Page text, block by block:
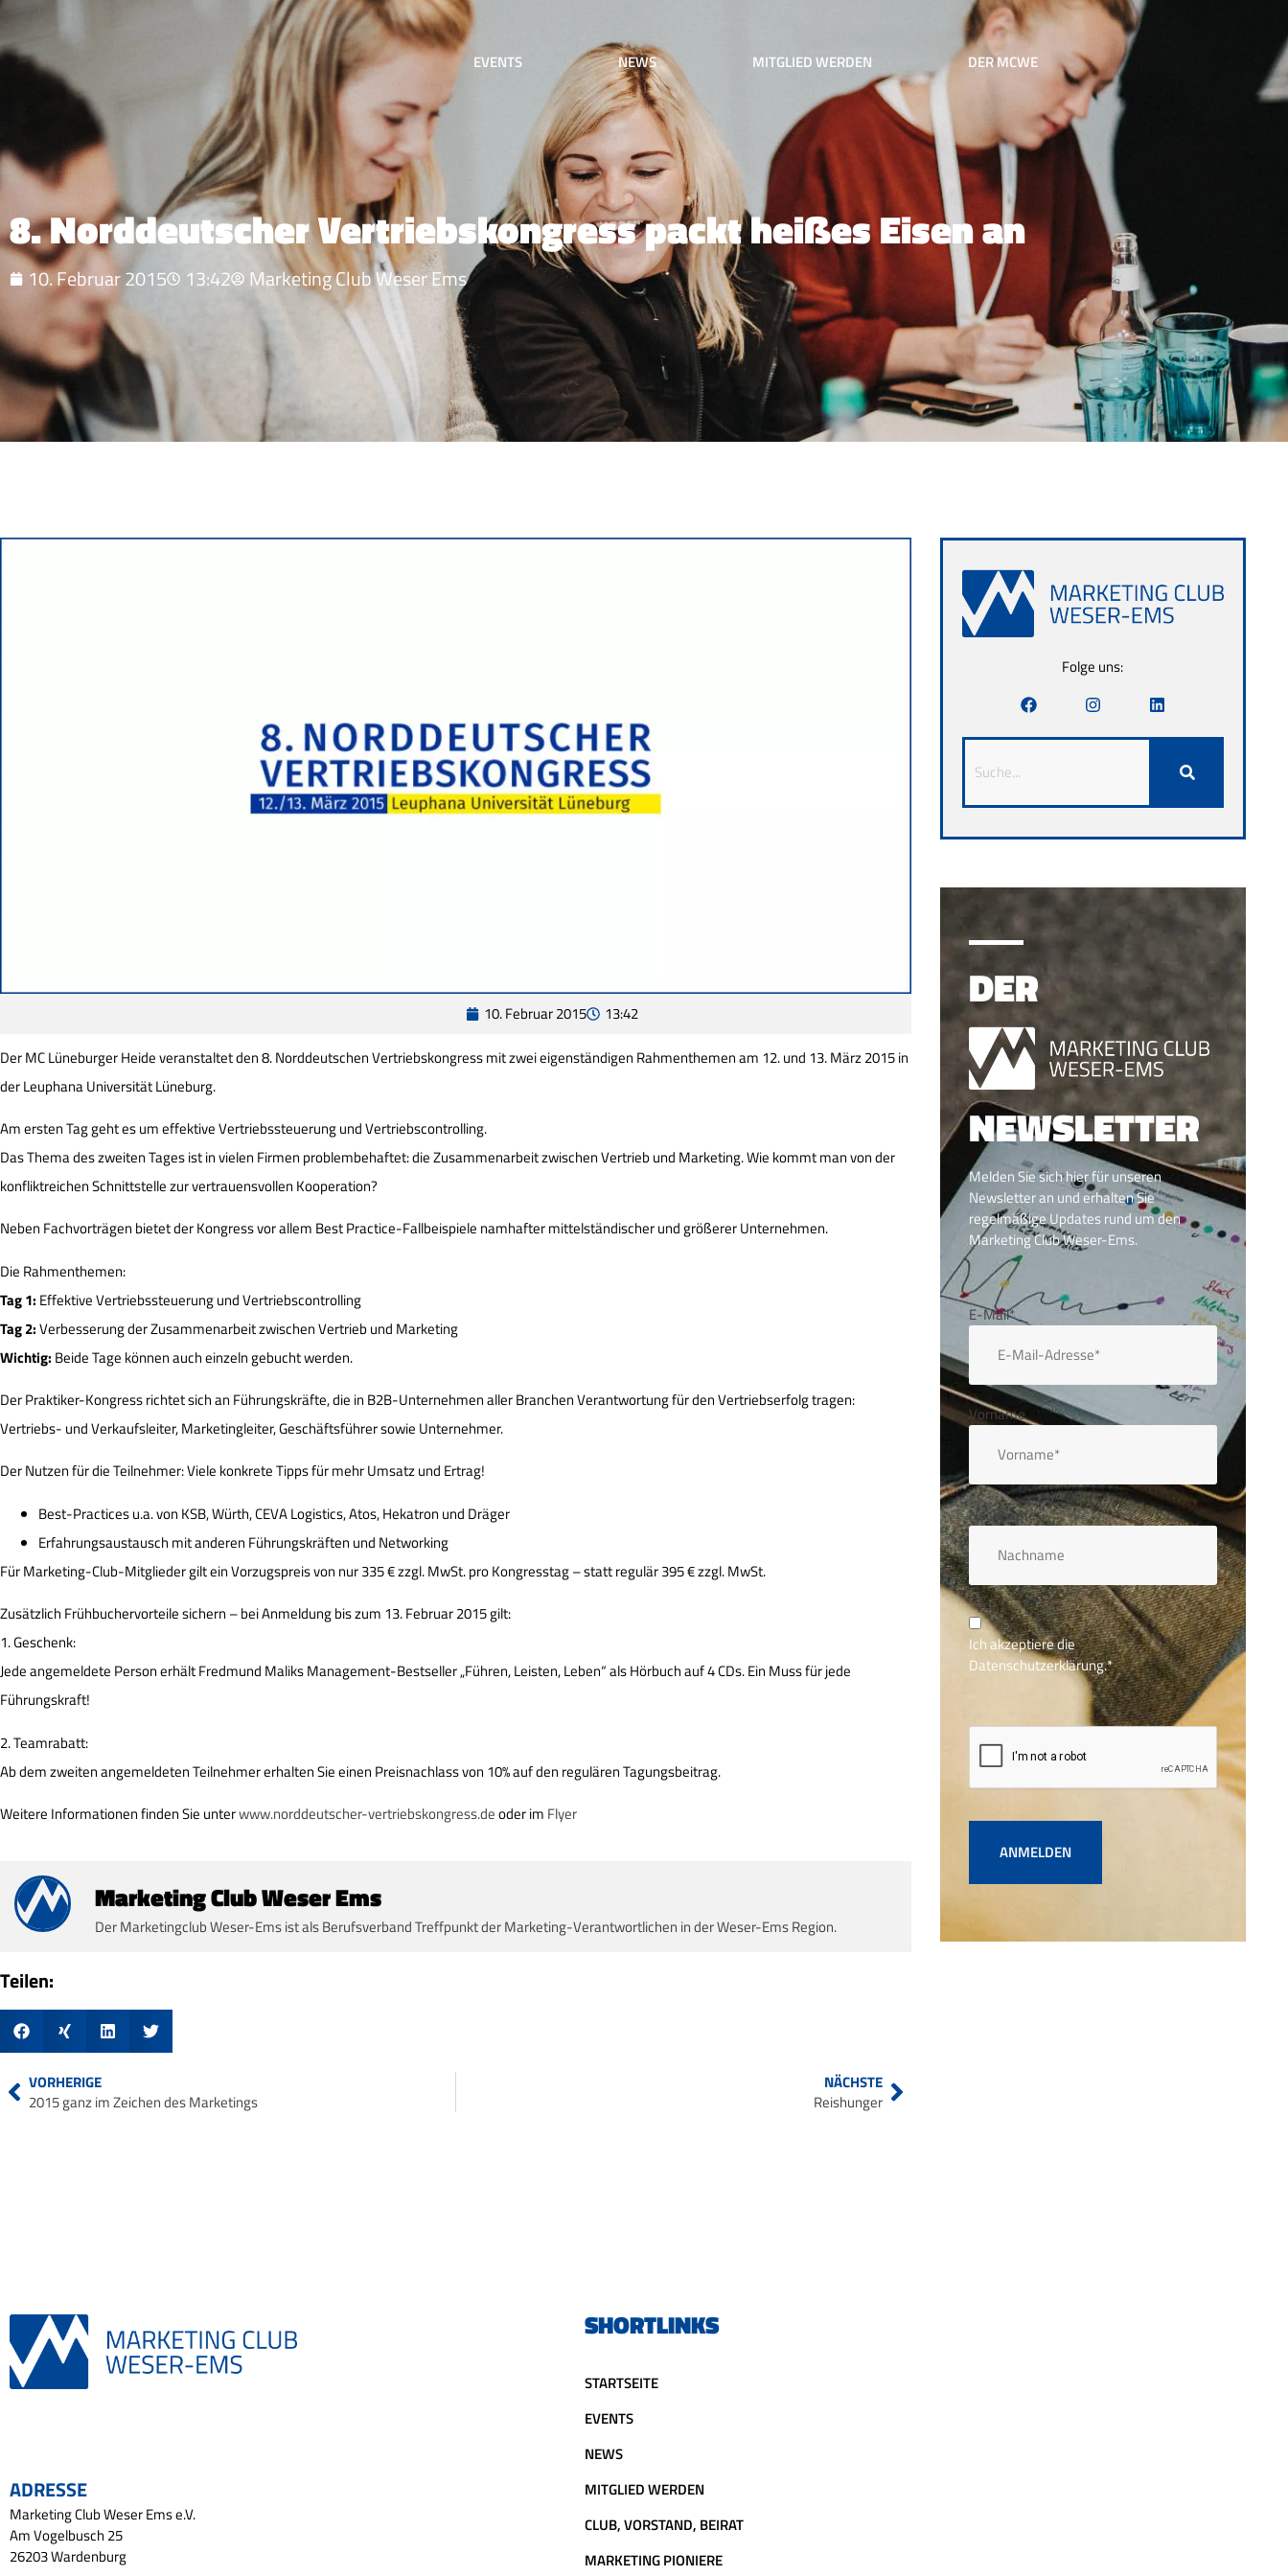
EVENTS NEWS MITGLIED WERDEN DER MCWE
8. Norddeutscher Vertriebskongress packt heißes Eisen an
10. Februar 2015 13:42 Marketing Club Weser Ems
10. Februar 2015
13:42
Der MC Lüneburger Heide veranstaltet den 8. Norddeutschen Vertriebskongress mit zwei eigenständigen Rahmenthemen am 12. und 13. März 2015 in
der Leuphana Universität Lüneburg.
Am ersten Tag geht es um effektive Vertriebssteuerung und Vertriebscontrolling.
Das Thema des zweiten Tages ist in vielen Firmen problembehaftet: die Zusammenarbeit zwischen Vertrieb und Marketing. Wie kommt man von der
konfliktreichen Schnittstelle zur vertrauensvollen Kooperation?
Neben Fachvorträgen bietet der Kongress vor allem Best Practice-Fallbeispiele namhafter mittelständischer und größerer Unternehmen.
Die Rahmenthemen:
Tag 1: Effektive Vertriebssteuerung und Vertriebscontrolling
Tag 2:Verbesserung der Zusammenarbeit zwischen Vertrieb und Marketing
Wichtig: Beide Tage können auch einzeln gebucht werden.
Der Praktiker-Kongress richtet sich an Führungskräfte, die in B2B-Unternehmen aller Branchen Verantwortung für den Vertriebserfolg tragen:
Vertriebs- und Verkaufsleiter, Marketingleiter, Geschäftsführer sowie Unternehmer.
Der Nutzen für die Teilnehmer: Viele konkrete Tipps für mehr Umsatz und Ertrag!
Best-Practices u.a. von KSB, Würth, CEVA Logistics, Atos, Hekatron und Dräger
Erfahrungsaustausch mit anderen Führungskräften und Networking
Für Marketing-Club-Mitglieder gilt ein Vorzugspreis von nur 335 € zzgl. MwSt. pro Kongresstag – statt regulär 395 € zzgl. MwSt.
Zusätzlich Frühbuchervorteile sichern – bei Anmeldung bis zum 13. Februar 2015 gilt:
1. Geschenk:
Jede angemeldete Person erhält Fredmund Maliks Management-Bestseller „Führen, Leisten, Leben“ als Hörbuch auf 4 CDs. Ein Muss für jede
Führungskraft!
2. Teamrabatt:
Ab dem zweiten angemeldeten Teilnehmer erhalten Sie einen Preisnachlass von 10% auf den regulären Tagungsbeitrag.
Weitere Informationen finden Sie unterwww.norddeutscher-vertriebskongress.deoder im Flyer
Marketing Club Weser Ems
Der Marketingclub Weser-Ems ist als Berufsverband Treffpunkt der Marketing-Verantwortlichen in der Weser-Ems Region.
Teilen:
VORHERIGE
2015 ganz im Zeichen des Marketings
NÄCHSTE
Reishunger
Folge uns:
DER
NEWSLETTER
Melden Sie sich hier für unseren
Newsletter an und erhalten Sie
regelmäßige Updates rund um den
Marketing Club Weser-Ems.
E-Mail*
Vorname
Nachname
Ich akzeptiere die
Datenschutzerklärung.*
ANMELDEN
ADRESSE
Marketing Club Weser Ems e.V.
Am Vogelbusch 25
26203 Wardenburg
SHORTLINKS
STARTSEITE
EVENTS
NEWS
MITGLIED WERDEN
CLUB, VORSTAND, BEIRAT
MARKETING PIONIERE